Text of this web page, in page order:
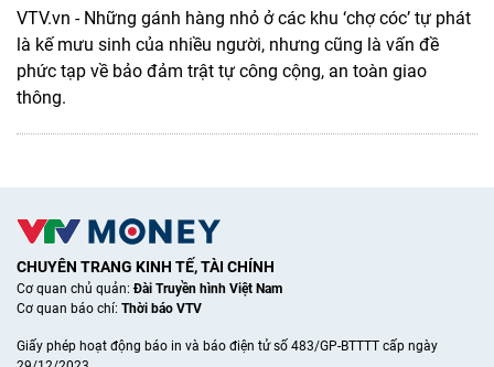
VTV.vn - Những gánh hàng nhỏ ở các khu ‘chợ cóc’ tự phát
là kế mưu sinh của nhiều người, nhưng cũng là vấn đề
phức tạp về bảo đảm trật tự công cộng, an toàn giao
thông.
CHUYÊN TRANG KINH TẾ, TÀI CHÍNH
Cơ quan chủ quản:Đài Truyền hình Việt Nam
Cơ quan báo chí: Thời báo VTV
Giấy phép hoạt động báo in và báo điện tử số 483/GP-BTTTT cấp ngày